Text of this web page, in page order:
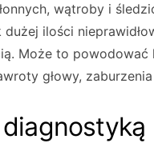
wątroby i
ilości
Może to powodować
głowy,